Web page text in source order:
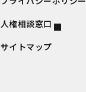
人権相談窓口
サイトマップ